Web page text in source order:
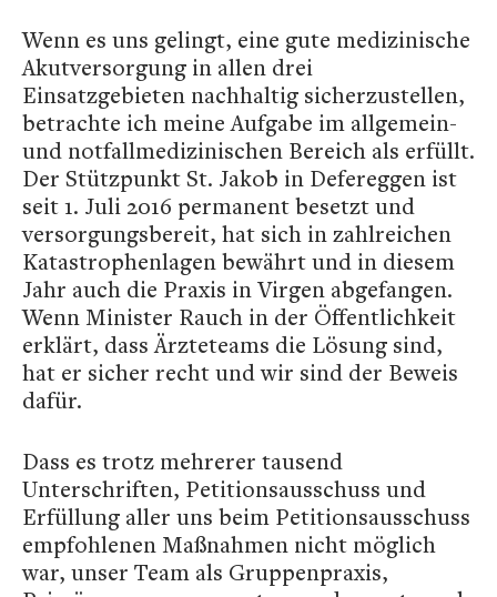
Wenn es uns gelingt, eine gute medizinische
Akutversorgung in allen drei
Einsatzgebieten nachhaltig sicherzustellen,
betrachte ich meine Aufgabe im allgemein-
und notfallmedizinischen Bereich als erfüllt.
Der Stützpunkt St. Jakob in Defereggen ist
seit 1. Juli 2016 permanent besetzt und
versorgungsbereit, hat sich in zahlreichen
Katastrophenlagen bewährt und in diesem
Jahr auch die Praxis in Virgen abgefangen.
Wenn Minister Rauch in der Öffentlichkeit
erklärt, dass Ärzteteams die Lösung sind,
hat er sicher recht und wir sind der Beweis
dafür.
Dass es trotz mehrerer tausend
Unterschriften, Petitionsausschuss und
Erfüllung aller uns beim Petitionsausschuss
empfohlenen Maßnahmen nicht möglich
war, unser Team als Gruppenpraxis,